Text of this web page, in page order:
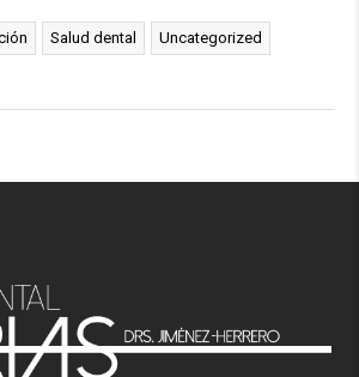
Salud dental Uncategorized